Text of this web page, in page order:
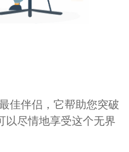
佳伴侣，它帮助您突破
以尽情地享受这个无界